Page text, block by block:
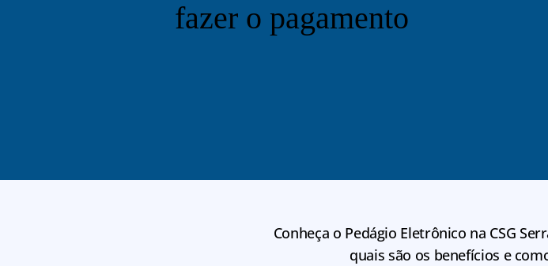
fazer o pagamento
Conheça o Pedágio Eletrônico na CSG
quais são os benefícios e